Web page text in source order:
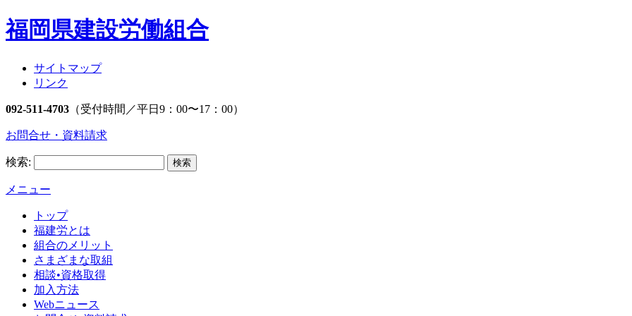
福岡県建設労働組合
サイトマップ
リンク
092-511-4703 （受付時間／平日9：00〜17：00）
お問合せ・資料請求
検索:
メニュー
トップ
福建労とは
組合のメリット
さまざまな取組
相談•資格取得
加入方法
Webニュース